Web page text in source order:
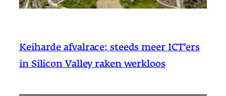
Keiharde afvalrace: steeds meer ICT’ers
in Silicon Valley raken werkloos